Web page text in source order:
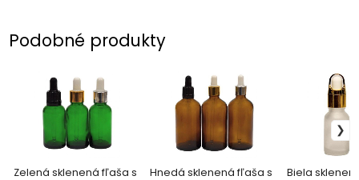
Podobné produkty
Zelená sklenená fľaša s
Hnedá sklenená fľaša s
Biela